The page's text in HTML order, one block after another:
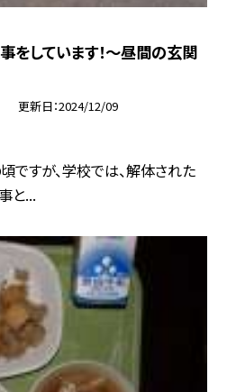
しています！〜昼間の玄関
更新日 2024/12/09
ですが、学校では、解体された
と...